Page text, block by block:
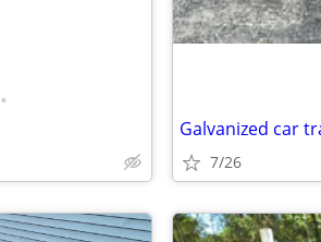
•
Galvanized car
7/26